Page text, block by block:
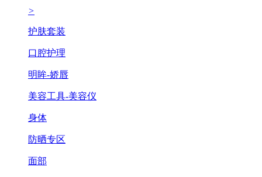
>
护肤套装
口腔护理
明眸-娇唇
美容工具-美容仪
身体
防晒专区
面部